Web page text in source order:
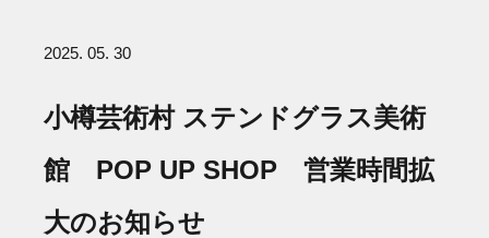
2025. 05. 30
小樽芸術村 ステンドグラス美術
館 POP UP SHOP 営業時間拡
大のお知らせ